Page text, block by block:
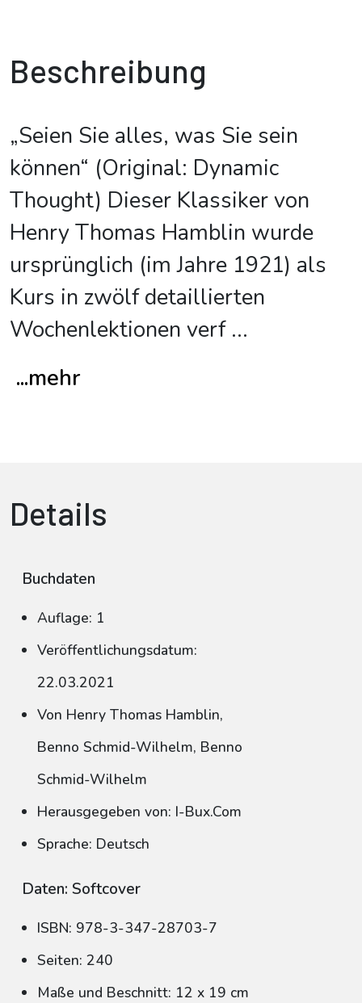
Beschreibung
„Seien Sie alles, was Sie sein
können“ (Original: Dynamic
Thought) Dieser Klassiker von
Henry Thomas Hamblin wurde
ursprünglich (im Jahre 1921) als
Kurs in zwölf detaillierten
Wochenlektionen verf...
...mehr
Details
Buchdaten
Auflage: 1
Veröffentlichungsdatum:
22.03.2021
Von Henry Thomas Hamblin,
Benno Schmid-Wilhelm, Benno
Schmid-Wilhelm
Herausgegeben von: I-Bux.Com
Sprache: Deutsch
Daten: Softcover
ISBN: 978-3-347-28703-7
Seiten: 240
Maße und Beschnitt: 12 x 19 cm